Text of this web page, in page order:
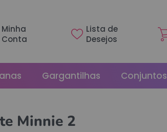
Minha
Conta
Lista de
Desejos
Gargantilhas Conjuntos
Minnie 2